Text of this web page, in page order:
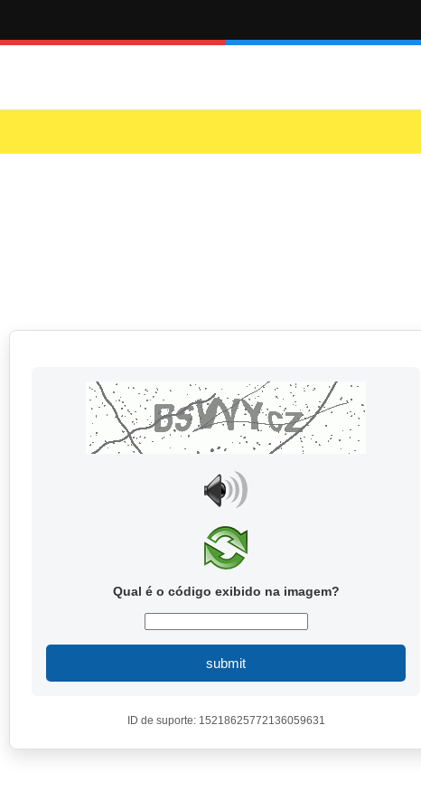
Qual é o código exibido na imagem?
submit
ID de suporte: 15218625772136059631